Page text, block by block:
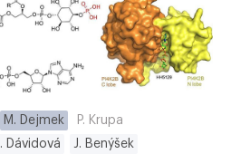
M. Dejmek
P. Krupa
Dávidová
J. Benýšek